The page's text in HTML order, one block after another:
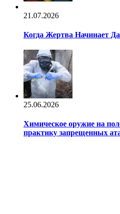
21.07.2026
Когда Жертва Начинает
25.06.2026
Химическое оружие на
практику запрещенных